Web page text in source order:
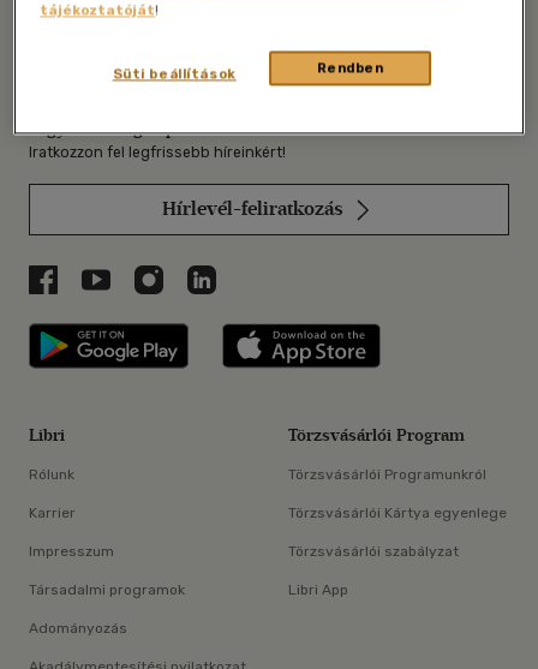
Libri
Legyen mindig képben az irodalommal!
Iratkozzon fel legfrissebb híreinkért!
Hírlevél-feliratkozás
Libri a Facebookon
Libri a Youtube-on
Libri az Instagramon
Libri a LinkedInen
Libri applikáció Szerezd meg: Google
Libri
Rólunk
Karrier
Impresszum
Társadalmi programok
Adományozás
Törzsvásárlói Program
Törzsvásárlói Programunkról
Törzsvásárlói Kártya egyenlege
Törzsvásárlói szabályzat
Libri App
tájékoztatóját!
Rendben
Süti beállítások